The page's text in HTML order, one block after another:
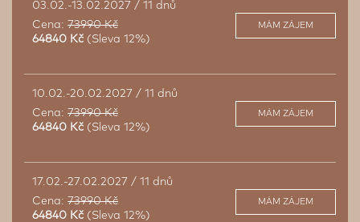
03.02.-13.02.2027 / 11 dnů
Cena: 73990 Kč
64840 Kč (Sleva 12%)
MÁM ZÁJEM
10.02.-20.02.2027 / 11 dnů
Cena: 73990 Kč
64840 Kč (Sleva 12%)
MÁM ZÁJEM
17.02.-27.02.2027 / 11 dnů
Cena: 73990 Kč
64840 Kč (Sleva 12%)
MÁM ZÁJEM